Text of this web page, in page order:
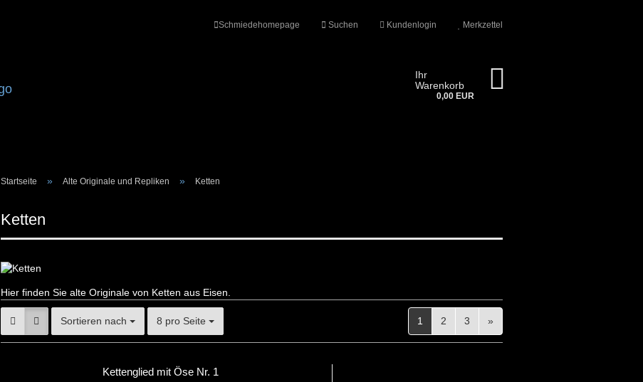
Schmiedehomepage Suchen Kundenlogin
Passwort vergessen?
Merkzettel
Ihr
Warenkorb
0,00 EUR
Startseite » Alte Originale und Repliken » Ketten
Ketten
Hier finden Sie alte Originale von Ketten aus Eisen.
Sortieren nach 8 pro Seite 1 2 3 »
Kettenglied mit Öse Nr. 1